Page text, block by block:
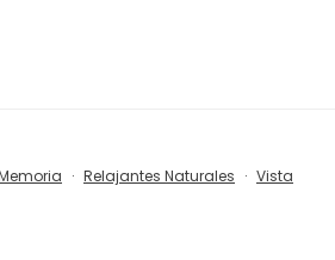
Relajantes Naturales Vista